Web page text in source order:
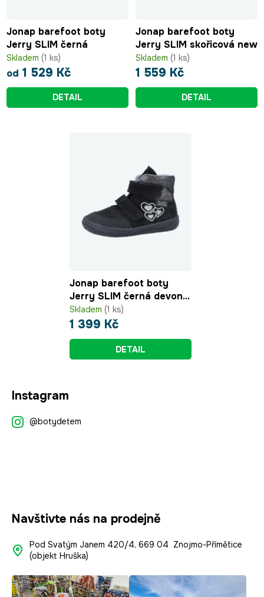
Jonap barefoot boty
Jerry SLIM černá
Skladem (1 ks)
od 1 529 Kč
DETAIL
Jonap barefoot boty
Jerry SLIM skořicová new
Skladem (1 ks)
1 559 Kč
DETAIL
Jonap barefoot boty
Jerry SLIM černá devon
srdce
Skladem (1 ks)
1 399 Kč
DETAIL
Instagram
@botydetem
Navštivte nás na prodejně
Pod Svatým Janem 420/4, 669 04 Znojmo-Přímětice
(objekt Hruška)